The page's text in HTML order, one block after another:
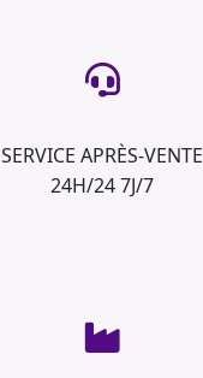
SERVICE APRÈS-VENTE
24H/24 7J/7